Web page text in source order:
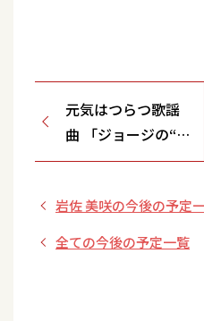
元気はつらつ歌謡
曲 「ジョージの“ぶ
ち好きやけー”」
岩佐 美咲の今後の予定
全ての今後の予定一覧